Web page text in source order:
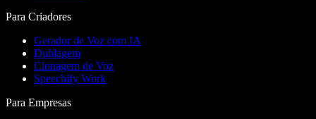
Para Criadores
Gerador de Voz com IA
Dublagem
Clonagem de Voz
Speechify Work
Para Empresas